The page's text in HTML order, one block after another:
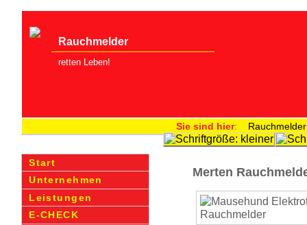
Rauchmelder
retten Leben!
Sie sind hier: Rauchmelder
Merten
Start
Unternehmen
Leistungen
E-CHECK